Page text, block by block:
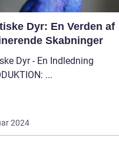
Dyr: En Verden af
Skabninger
Dyr - En Indledning
INTRODUKTION: ...
2024